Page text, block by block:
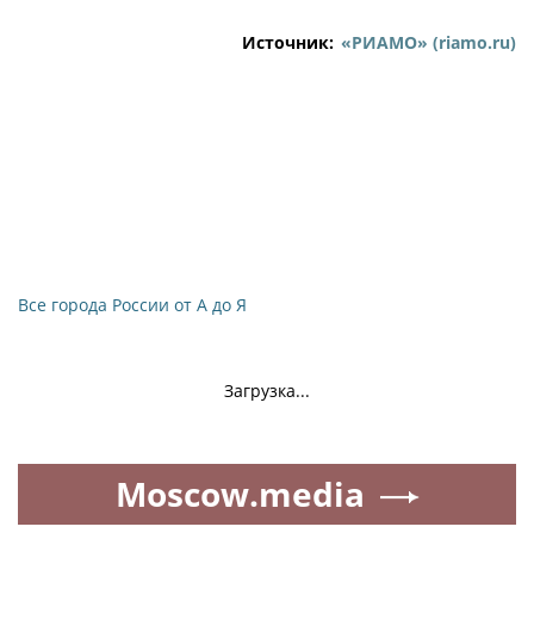
Источник: «РИАМО» (riamo.ru)
Все города России от А до Я
Загрузка...
Moscow.media